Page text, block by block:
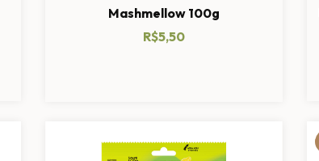
Mashmellow 100g
R$5,50